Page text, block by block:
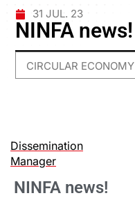
31 JUL. 23
NINFA news!
CIRCULAR ECONOMY
Dissemination
Manager
NINFA news!